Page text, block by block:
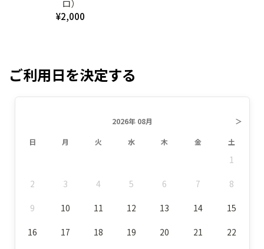
ロ）
¥2,000
ご利用日を決定する
2026年 08月 ＞
日 月 火 水 木 金 土
1
2 3 4 5 6 7 8
9 10 11 12 13 14 15
16 17 18 19 20 21 22